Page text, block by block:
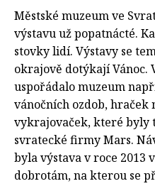
Městské muzeum ve
výstavu už popatnácté.
stovky lidí. Výstavy se
okrajově dotýkají Vánoc.
uspořádalo muzeum
vánočních ozdob, hraček
vykrajovaček, které
svratecké firmy Mars.
byla výstava v roce 2013
dobrotám, na kterou se